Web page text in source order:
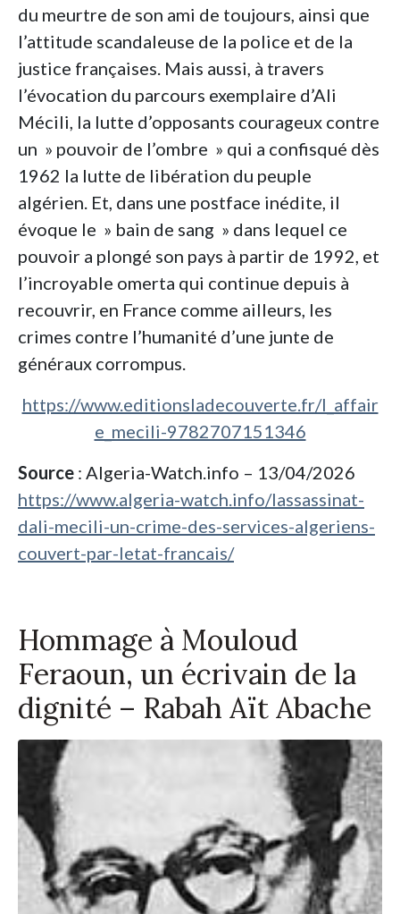
du meurtre de son ami de toujours, ainsi que
l’attitude scandaleuse de la police et de la
justice françaises. Mais aussi, à travers
l’évocation du parcours exemplaire d’Ali
Mécili, la lutte d’opposants courageux contre
un » pouvoir de l’ombre » qui a confisqué dès
1962 la lutte de libération du peuple
algérien. Et, dans une postface inédite, il
évoque le » bain de sang » dans lequel ce
pouvoir a plongé son pays à partir de 1992, et
l’incroyable omerta qui continue depuis à
recouvrir, en France comme ailleurs, les
crimes contre l’humanité d’une junte de
généraux corrompus.
https://www.editionsladecouverte.fr/l_affair
e_mecili-9782707151346
Source : Algeria-Watch.info – 13/04/2026
https://www.algeria-watch.info/lassassinat-
dali-mecili-un-crime-des-services-algeriens-
couvert-par-letat-francais/
Hommage à Mouloud
Feraoun, un écrivain de la
dignité – Rabah Aït Abache